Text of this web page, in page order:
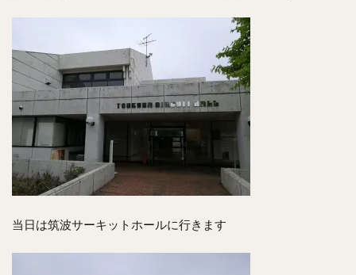
当日は筑波サーキットホールに行きます